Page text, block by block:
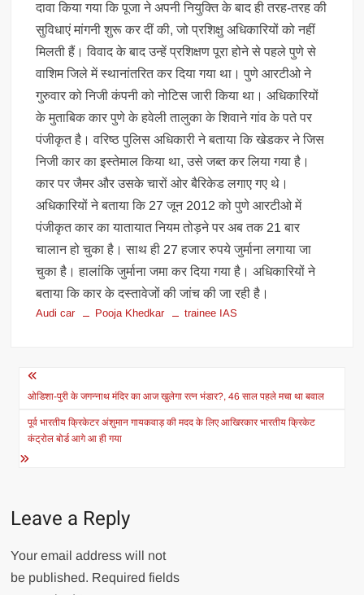
दावा किया गया कि पूजा ने अपनी नियुक्ति के बाद ही तरह-तरह की
सुविधाएं मांगनी शुरू कर दीं की, जो प्रशिक्षु अधिकारियों को नहीं
मिलती हैं। विवाद के बाद उन्हें प्रशिक्षण पूरा होने से पहले पुणे से
वाशिम जिले में स्थानांतरित कर दिया गया था। पुणे आरटीओ ने
गुरुवार को निजी कंपनी को नोटिस जारी किया था। अधिकारियों
के मुताबिक कार पुणे के हवेली तालुका के शिवाने गांव के पते पर
पंजीकृत है। वरिष्ठ पुलिस अधिकारी ने बताया कि खेडकर ने जिस
निजी कार का इस्तेमाल किया था, उसे जब्त कर लिया गया है।
कार पर जैमर और उसके चारों ओर बैरिकेड लगाए गए थे।
अधिकारियों ने बताया कि 27 जून 2012 को पुणे आरटीओ में
पंजीकृत कार का यातायात नियम तोड़ने पर अब तक 21 बार
चालान हो चुका है। साथ ही 27 हजार रुपये जुर्माना लगाया जा
चुका है। हालांकि जुर्माना जमा कर दिया गया है। अधिकारियों ने
बताया कि कार के दस्तावेजों की जांच की जा रही है।
Audi car Pooja Khedkar trainee IAS
Post
navigation
ओडिशा-पुरी के जगन्नाथ मंदिर का आज खुलेगा रत्न भंडार?, 46 साल पहले मचा था बवाल
पूर्व भारतीय क्रिकेटर अंशुमान गायकवाड़ की मदद के लिए आखिरकार भारतीय क्रिकेट
कंट्रोल बोर्ड आगे आ ही गया
Leave a Reply
Your email address will not
be published. Required fields